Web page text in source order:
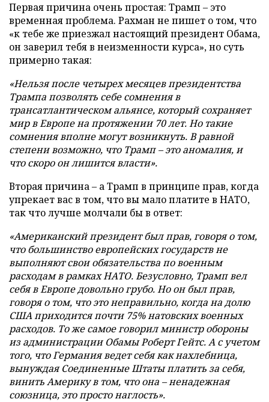
Первая причина очень простая: Трамп – это
временная проблема. Рахман не пишет о том, что
«к тебе же приезжал настоящий президент Обама,
он заверил тебя в неизменности курса», но суть
примерно такая:
«Нельзя после четырех месяцев президентства
Трампа позволять себе сомнения в
трансатлантическом альянсе, который сохраняет
мир в Европе на протяжении 70 лет. Но такие
сомнения вполне могут возникнуть. В равной
степени возможно, что Трамп – это аномалия, и
что скоро он лишится власти».
Вторая причина – а Трамп в принципе прав, когда
упрекает вас в том, что вы мало платите в НАТО,
так что лучше молчали бы в ответ:
«Американский президент был прав, говоря о том,
что большинство европейских государств не
выполняют свои обязательства по военным
расходам в рамках НАТО. Безусловно, Трамп вел
себя в Европе довольно грубо. Но он был прав,
говоря о том, что это неправильно, когда на долю
США приходится почти 75% натовских военных
расходов. То же самое говорил министр обороны
из администрации Обамы Роберт Гейтс. А с учетом
того, что Германия ведет себя как нахлебница,
вынуждая Соединенные Штаты платить за себя,
винить Америку в том, что она – ненадежная
союзница, это просто наглость».